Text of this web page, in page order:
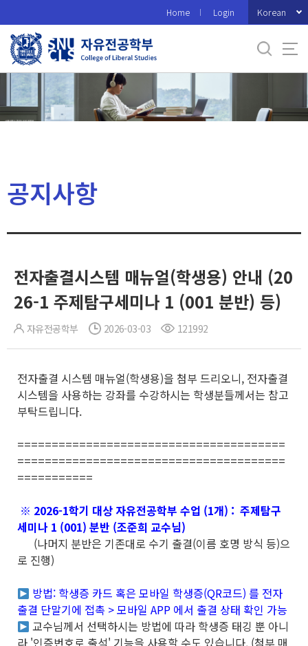
로
메
Home Login Korean
공지사항
전자출결시스템 매뉴얼(학생용) 안내 (20
26-1 주제탐구세미나 1 (001 분반) 등)
자유전공학부 2026-03-03 121992
전자출결 시스템 매뉴얼(학생용)을 첨부 드리오니, 전자출결
시스템을 사용하는 강좌를 수강하시는 학생분들께서는 참고
부탁드립니다.
=======================================
=======================================
===========
※ 2026-1학기 대상 자유전공학부 수업 (1개) : 주제탐구
세미나 1 (001) 분반 (조준희 교수님)
(나머지 분반은 기존대로 수기 출결(이름 호명 방식 등)으
로 진행)
방법: 학생증 카드 혹은 모바일 학생증(QR코드) 를 전자
출결 단말기에 접촉 > 모바일 APP 에서 출결 상태 확인 가능
교수님께서 선택하시는 방법에 따라 학생증 태깅 뿐 아니
라 '인증번호로 출석' 기능을 사용할 수도 있습니다. (첨부 매